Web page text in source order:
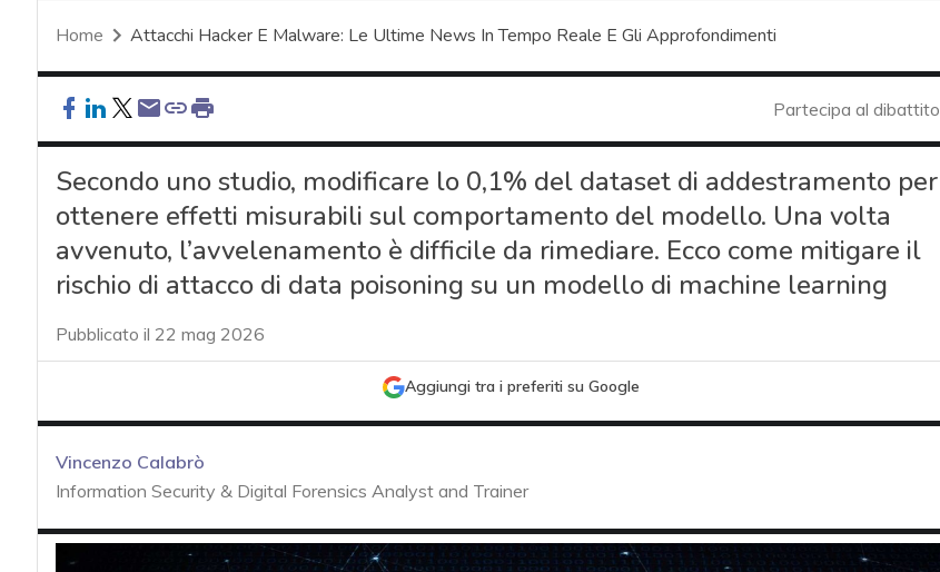
Home Attacchi Hacker E Malware: Le Ultime News In Tempo Reale E Gli Approfondimenti
Partecipa al dibattito
Secondo uno studio, modificare lo 0,1% del dataset di addestramento per
ottenere effetti misurabili sul comportamento del modello. Una volta
avvenuto, l’avvelenamento è difficile da rimediare. Ecco come mitigare il
rischio di attacco di data poisoning su un modello di machine learning
Pubblicato il 22 mag 2026
Aggiungi tra i preferiti su Google
Vincenzo Calabrò
Information Security & Digital Forensics Analyst and Trainer